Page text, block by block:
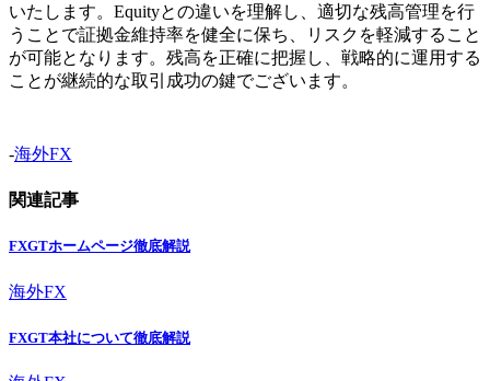
いたします。Equityとの違いを理解し、適切な残高管理を行
うことで証拠金維持率を健全に保ち、リスクを軽減すること
が可能となります。残高を正確に把握し、戦略的に運用する
ことが継続的な取引成功の鍵でございます。
-海外FX
関連記事
FXGTホームページ徹底解説
海外FX
FXGT本社について徹底解説